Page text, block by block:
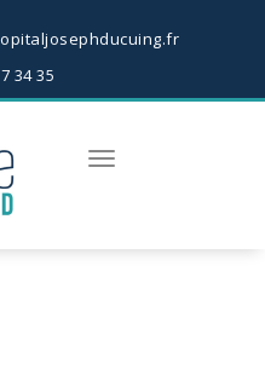
34 35
Toggle